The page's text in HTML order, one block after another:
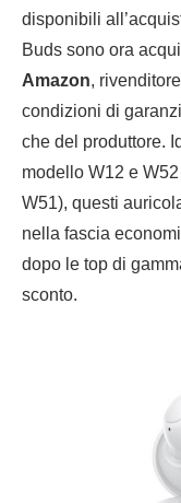
disponibili
Buds sono ora
Amazon,
condizioni di
che del produttore.
modello W12 e
W51), questi
nella fascia
dopo le top di
sconto.